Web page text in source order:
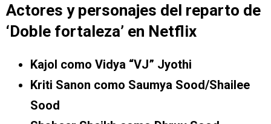
Actores y personajes del reparto de
‘Doble fortaleza’ en Netflix
Kajol como Vidya “VJ” Jyothi
Kriti Sanon como Saumya Sood/Shailee
Sood